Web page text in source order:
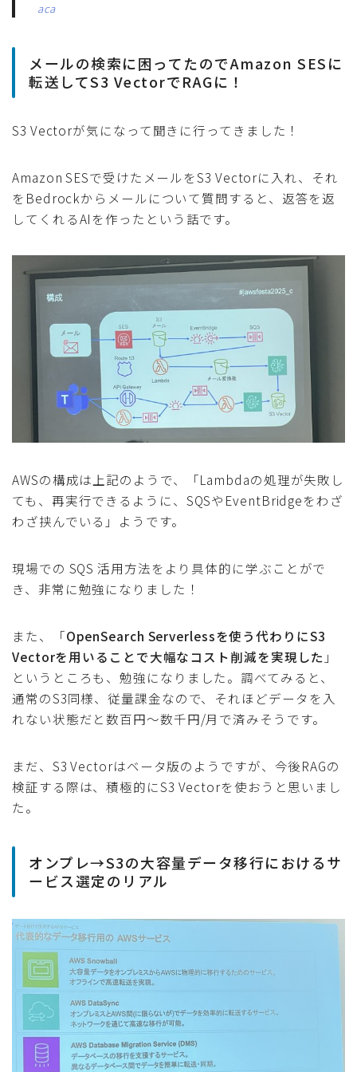
aca
メールの検索に困ってたのでAmazon SESに
転送してS3 VectorでRAGに！
S3 Vectorが気になって聞きに行ってきました！
Amazon SESで受けたメールをS3 Vectorに入れ、それ
をBedrockからメールについて質問すると、返答を返
してくれるAIを作ったという話です。
AWSの構成は上記のようで、「Lambdaの処理が失敗し
ても、再実行できるように、SQSやEventBridgeをわざ
わざ挟んでいる」ようです。
現場での SQS 活用方法をより具体的に学ぶことがで
き、非常に勉強になりました！
また、「OpenSearch Serverlessを使う代わりにS3
Vectorを用いることで大幅なコスト削減を実現した 」
というところも、勉強になりました。調べてみると、
通常のS3同様、従量課金なので、それほどデータを入
れない状態だと数百円～数千円/月で済みそうです。
まだ、S3 Vectorはベータ版のようですが、今後RAGの
検証する際は、積極的にS3 Vectorを使おうと思いまし
た。
オンプレ→S3の大容量データ移行におけるサ
ービス選定のリアル